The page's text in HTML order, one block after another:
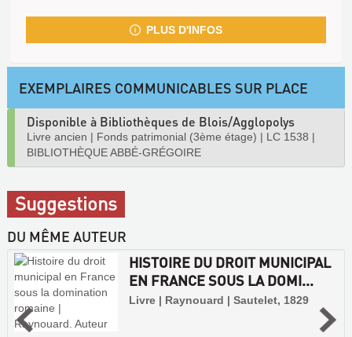
PLUS D'INFOS
EXEMPLAIRES COMMUNICABLES SUR PLACE
Disponible à Bibliothèques de Blois/Agglopolys
Livre ancien | Fonds patrimonial (3ème étage) | LC 1538 |
BIBLIOTHÈQUE ABBÉ-GRÉGOIRE
Suggestions
DU MÊME AUTEUR
HISTOIRE DU DROIT MUNICIPAL
EN FRANCE SOUS LA DOMI...
Livre | Raynouard | Sautelet, 1829